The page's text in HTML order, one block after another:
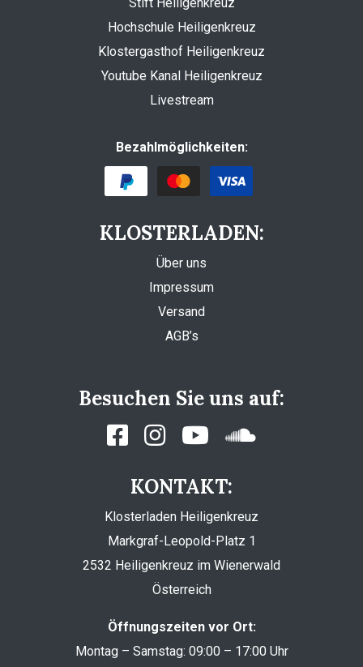
Hochschule Heiligenkreuz
Klostergasthof Heiligenkreuz
Youtube Kanal Heiligenkreuz
Livestream
Bezahlmöglichkeiten:
KLOSTERLADEN:
Über uns
Impressum
Versand
AGB’s
Besuchen Sie uns auf:
KONTAKT:
Klosterladen Heiligenkreuz
Markgraf-Leopold-Platz 1
2532 Heiligenkreuz im Wienerwald
Österreich
Öffnungszeiten vor Ort:
Montag – Samstag: 09:00 – 17:00 Uhr